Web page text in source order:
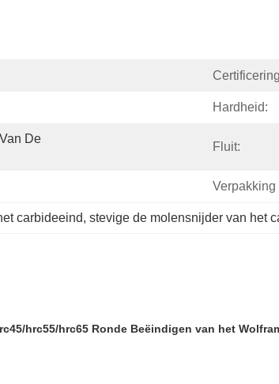
Hardheid:
De
Fluit:
Verpakking
carbideeind, stevige de molensnijder van het
hrc55/hrc65 Ronde Beëindigen van het